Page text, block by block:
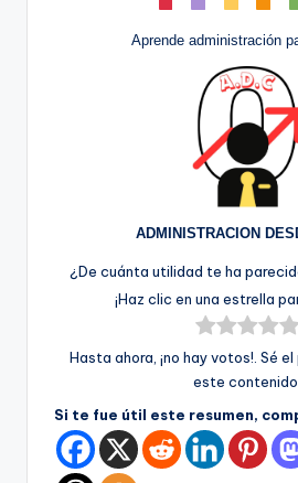
Aprende administración
ADMINISTRACION
¿De cuánta utilidad te ha
¡Haz clic en una estrella
Hasta ahora, ¡no hay votos!. Sé
este contenido.
Si te fue útil este resumen,